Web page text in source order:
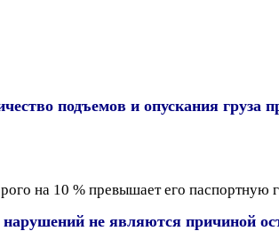
подъемов и опускания груза
на 10 % превышает его паспортную
не являются причиной